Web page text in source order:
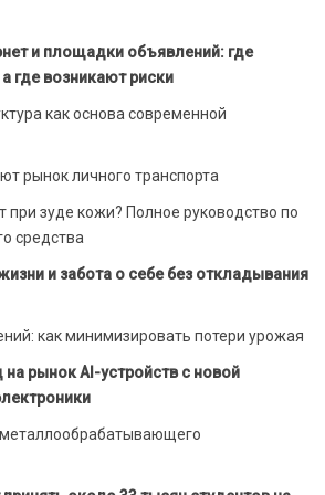
и площадки объявлений: где
где возникают риски
как основа современной
рынок личного транспорта
при зуде кожи? Полное руководство по
средства
и забота о себе без откладывания
как минимизировать потери урожая
на рынок AI-устройств с новой